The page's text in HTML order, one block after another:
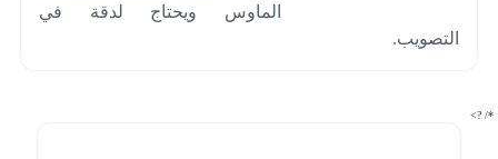
الماوس ويحتاج لدقة في
التصويب.
*/ ?>